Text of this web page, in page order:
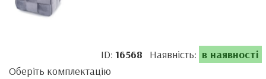
ID: 16568 Наявність: в наявності
Оберіть комплектацію